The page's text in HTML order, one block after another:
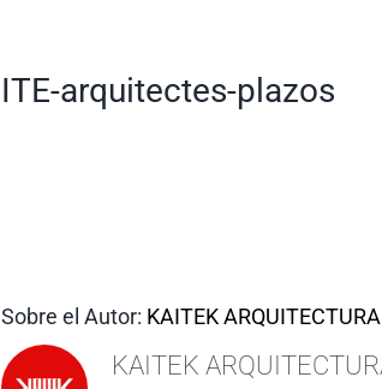
ITE-arquitectes-plazos
Sobre el Autor: KAITEK ARQUITECTURA
KAITEK